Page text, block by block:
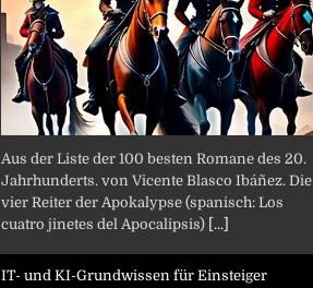
Aus der Liste der 100 besten Romane des 20.
Jahrhunderts. von Vicente Blasco Ibáñez. Die
vier Reiter der Apokalypse (spanisch: Los
cuatro jinetes del Apocalipsis) [...]
IT- und KI-Grundwissen für Einsteiger